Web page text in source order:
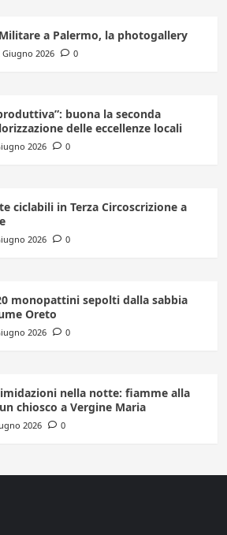
a Palermo, la photogallery
Giugno 2026 0
buona la seconda
delle eccellenze locali
2026 0
ciclabili in Terza Circoscrizione a
2026 0
monopattini sepolti dalla sabbia
Oreto
2026 0
nella notte: fiamme alla
chiosco a Vergine Maria
2026 0